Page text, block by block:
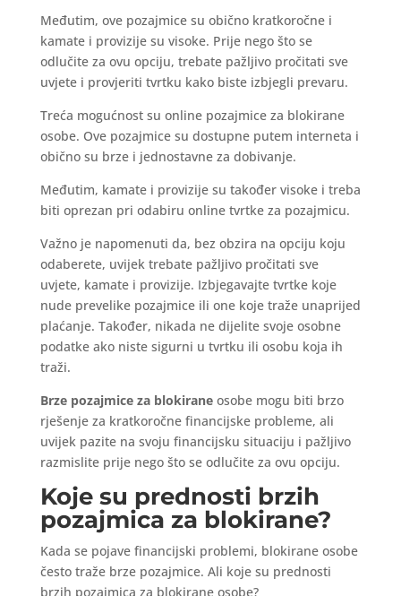
Međutim, ove pozajmice su obično kratkoročne i
kamate i provizije su visoke. Prije nego što se
odlučite za ovu opciju, trebate pažljivo pročitati sve
uvjete i provjeriti tvrtku kako biste izbjegli prevaru.
Treća mogućnost su online pozajmice za blokirane
osobe. Ove pozajmice su dostupne putem interneta i
obično su brze i jednostavne za dobivanje.
Međutim, kamate i provizije su također visoke i treba
biti oprezan pri odabiru online tvrtke za pozajmicu.
Važno je napomenuti da, bez obzira na opciju koju
odaberete, uvijek trebate pažljivo pročitati sve
uvjete, kamate i provizije. Izbjegavajte tvrtke koje
nude prevelike pozajmice ili one koje traže unaprijed
plaćanje. Također, nikada ne dijelite svoje osobne
podatke ako niste sigurni u tvrtku ili osobu koja ih
traži.
Brze pozajmice za blokiraneosobe mogu biti brzo
rješenje za kratkoročne financijske probleme, ali
uvijek pazite na svoju financijsku situaciju i pažljivo
razmislite prije nego što se odlučite za ovu opciju.
Koje su prednosti brzih
pozajmica za blokirane?
Kada se pojave financijski problemi, blokirane osobe
često traže brze pozajmice. Ali koje su prednosti
brzih pozajmica za blokirane osobe?